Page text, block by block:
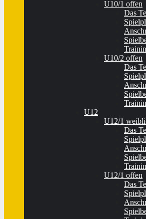
U10/1 offen
Das
U10/2 offen
Das
U12
U12/1
Das
U12/1 offen
Das